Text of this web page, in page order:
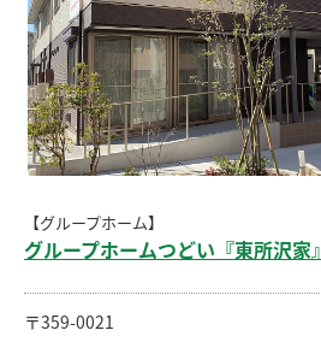
【グループホーム】
グループホームつどい『東所沢家』
〒359-0021